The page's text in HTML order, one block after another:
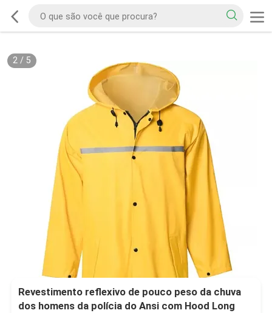
2/ 5
Revestimento reflexivo de pouco peso da chuva
dos homens da polícia do Ansi com Hood Long